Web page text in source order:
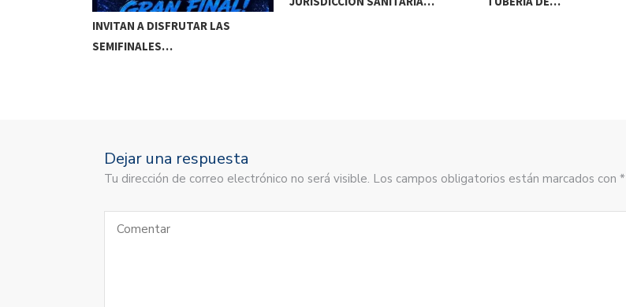
INVITAN A DISFRUTAR LAS
SEMIFINALES…
Dejar una respuesta
Tu dirección de correo electrónico no será visible. Los campos obligatorios están marcados con *